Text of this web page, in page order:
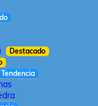
Destacado
Tendencia